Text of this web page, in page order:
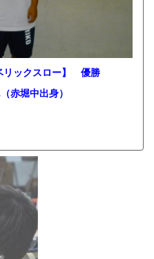
リックスロー】 優勝
赤堀中出身）